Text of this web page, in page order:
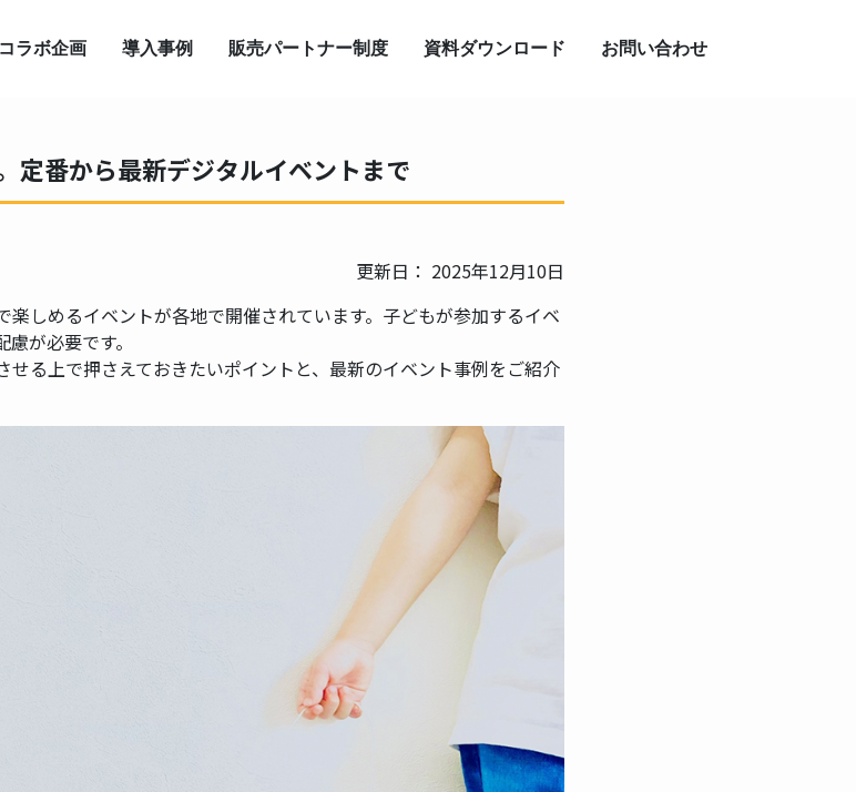
コラボ企画 導入事例 販売パートナー制度 資料ダウンロード お問い合わせ
定番から最新デジタルイベントまで
更新日： 2025年12月10日
しめるイベントが各地で開催されています。子どもが参加するイベ
が必要です。
せる上で押さえておきたいポイントと、最新のイベント事例をご紹介